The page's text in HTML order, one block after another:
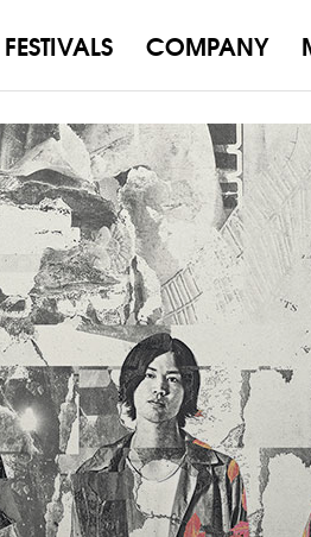
FESTIVALS COMPANY